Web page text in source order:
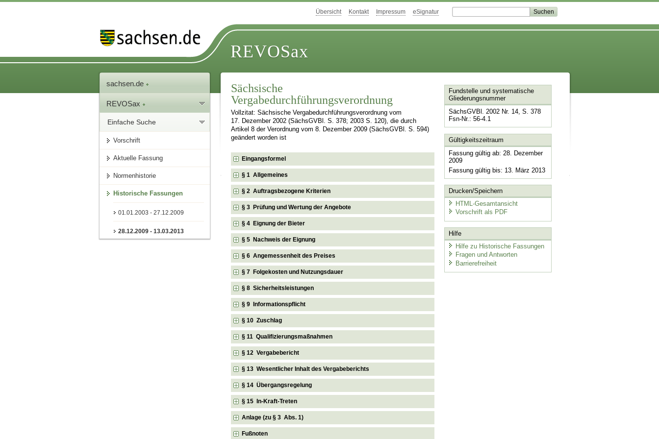
Übersicht Kontakt Impressum eSignatur
REVOSax
sachsen.de
REVOSax
Einfache Suche
Vorschrift
Aktuelle Fassung
Normenhistorie
Historische Fassungen
01.01.2003 - 27.12.2009
28.12.2009 - 13.03.2013
Sächsische
Vergabedurchführungsverordnung
Vollzitat: Sächsische Vergabedurchführungsverordnung vom
17. Dezember 2002 (SächsGVBl. S. 378; 2003 S. 120), die durch
Artikel 8 der Verordnung vom 8. Dezember 2009 (SächsGVBl. S. 594)
geändert worden ist
Eingangsformel
§ 1 Allgemeines
§ 2 Auftragsbezogene Kriterien
§ 3 Prüfung und Wertung der Angebote
§ 4 Eignung der Bieter
§ 5 Nachweis der Eignung
§ 6 Angemessenheit des Preises
§ 7 Folgekosten und Nutzungsdauer
§ 8 Sicherheitsleistungen
§ 9 Informationspflicht
§ 10 Zuschlag
§ 11 Qualifizierungsmaßnahmen
§ 12 Vergabebericht
§ 13 Wesentlicher Inhalt des Vergabeberichts
§ 14 Übergangsregelung
§ 15 In-Kraft-Treten
Anlage (zu § 3 Abs. 1)
Fußnoten
Fundstelle und systematische
Gliederungsnummer
SächsGVBl. 2002 Nr. 14, S. 378
Fsn-Nr.: 56-4.1
Gültigkeitszeitraum
Fassung gültig ab: 28. Dezember
2009
Fassung gültig bis: 13. März 2013
Drucken/Speichern
HTML-Gesamtansicht
Vorschrift als PDF
Hilfe
Hilfe zu Historische Fassungen
Fragen und Antworten
Barrierefreiheit